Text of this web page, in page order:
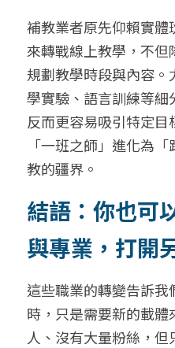
補教業者原先仰賴實
來轉戰線上教學，不
規劃教學時段與內容
學實驗、語言訓練等細
反而更容易吸引特定
「一班之師」進化為
教的疆界。
結語：你也可
與專業，打開
這些職業的轉變告訴
時，只是需要新的載
人、沒有大量粉絲，